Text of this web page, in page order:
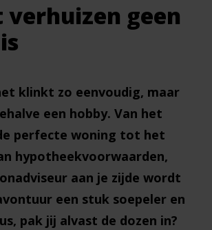
verhuizen geen
klinkt zo eenvoudig, maar
een hobby. Van het
perfecte woning tot het
hypotheekvoorwaarden,
aan je zijde wordt
een stuk soepeler en
pak jij alvast de dozen in?